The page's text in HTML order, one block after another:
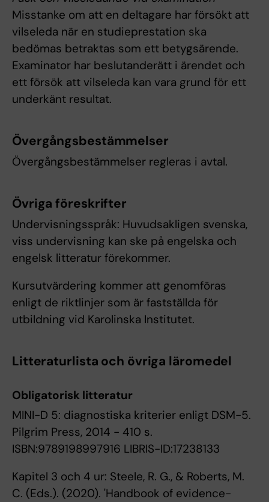
Misstanke om att en deltagare har försökt att
vilseleda när en studieprestation ska
bedömas betraktas som ett betygsärende.
Examinator har beslutanderätt i ärendet och
ett försök att vilseleda kan vara grund för ett
underkänt resultat.
Övergångsbestämmelser
Övergångsbestämmelser regleras i avtal.
Övriga föreskrifter
Undervisningsspråk: Huvudsakligen svenska,
viss undervisning kan ske på engelska och
engelsk litteratur förekommer.
Kursutvärdering kommer att genomföras
enligt de riktlinjer som är fastställda för
utbildning vid Karolinska Institutet.
Litteraturlista och övriga läromedel
Obligatorisk litteratur
MINI-D 5: diagnostiska kriterier enligt DSM-5.
Pilgrim Press, 2014 - 410 s.
ISBN:9789198997916 LIBRIS-ID:17238133
Kapitel 3 och 4 ur: Steele, R. G., & Roberts, M.
C. (Eds.). (2020). 'Handbook of evidence-